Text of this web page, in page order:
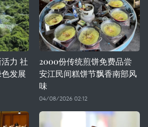
力 社
发展
2000份传统煎饼免费品尝
安江民间糕饼节飘香南部风
味
04/08/2026 02:12